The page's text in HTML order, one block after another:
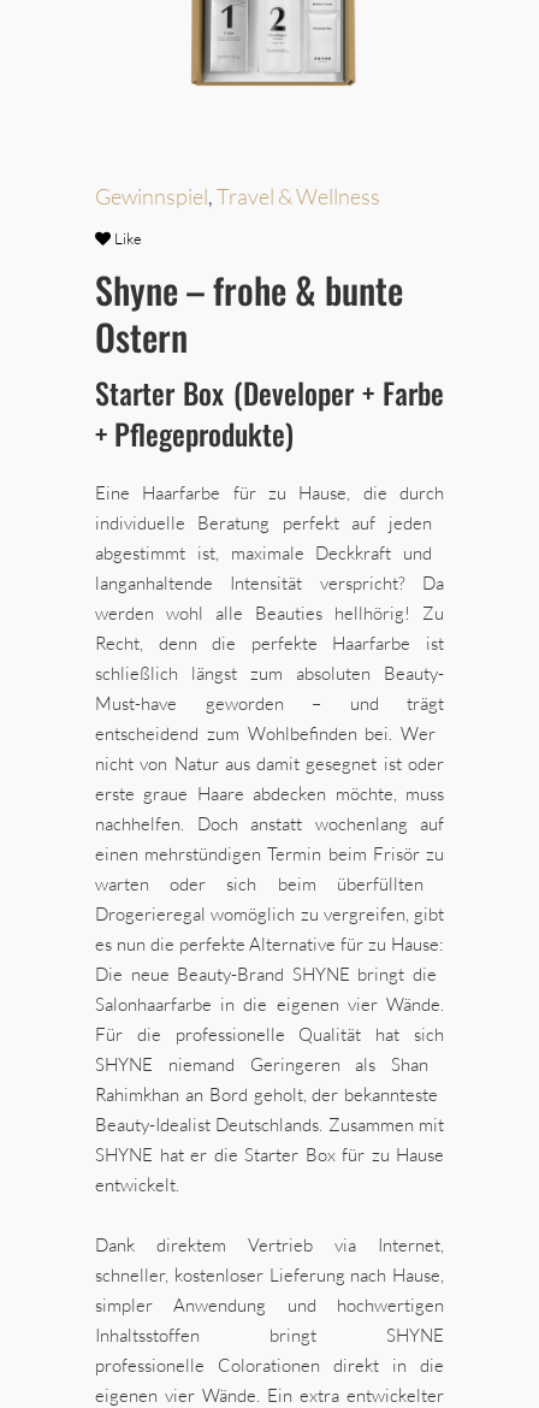
Gewinnspiel,Travel & Wellness
Like
Shyne – frohe & bunte
Ostern
Starter Box (Developer + Farbe
+ Pflegeprodukte)
Eine Haarfarbe für zu Hause, die durch
individuelle Beratung perfekt auf jeden
abgestimmt ist, maximale Deckkraft und
langanhaltende Intensität verspricht? Da
werden wohl alle Beauties hellhörig! Zu
Recht, denn die perfekte Haarfarbe ist
schließlich längst zum absoluten Beauty-
Must-have geworden – und trägt
entscheidend zum Wohlbefinden bei. Wer
nicht von Natur aus damit gesegnet ist oder
erste graue Haare abdecken möchte, muss
nachhelfen. Doch anstatt wochenlang auf
einen mehrstündigen Termin beim Frisör zu
warten oder sich beim überfüllten
Drogerieregalwomöglich zu vergreifen, gibt
es nun die perfekte Alternative für zu Hause:
Die neue Beauty-Brand SHYNE bringt die
Salonhaarfarbe in die eigenen vier Wände.
Für die professionelle Qualität hat sich
SHYNE niemand Geringeren als Shan
Rahimkhan an Bord geholt, der bekannteste
Beauty-Idealist Deutschlands. Zusammen mit
SHYNE hat er die Starter Box für zu Hause
entwickelt.
Dank direktem Vertrieb via Internet,
schneller, kostenloser Lieferung nach Hause,
simpler Anwendung und hochwertigen
Inhaltsstoffen bringt SHYNE
professionelle Colorationen direkt in die
eigenen vier Wände. Ein extra entwickelter